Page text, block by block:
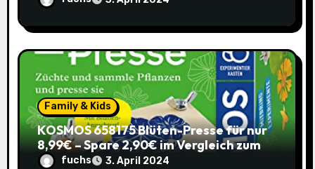
Family & Kids
KOSMOS 658175 Blüten-Presse für nur
8,99€ – Spare 2,90€ im Vergleich zum
alten Preis!
fuchs 3. April 2024